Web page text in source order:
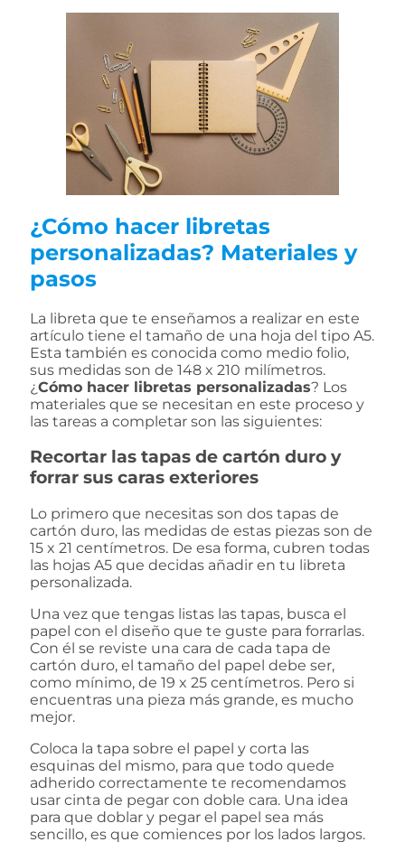
¿Cómo hacer libretas
personalizadas? Materiales y
pasos
La libreta que te enseñamos a realizar en este
artículo tiene el tamaño de una hoja del tipo A5.
Esta también es conocida como medio folio,
sus medidas son de 148 x 210 milímetros.
¿Cómo hacer libretas personalizadas? Los
materiales que se necesitan en este proceso y
las tareas a completar son las siguientes:
Recortar las tapas de cartón duro y
forrar sus caras exteriores
Lo primero que necesitas son dos tapas de
cartón duro, las medidas de estas piezas son de
15 x 21 centímetros. De esa forma, cubren todas
las hojas A5 que decidas añadir en tu libreta
personalizada.
Una vez que tengas listas las tapas, busca el
papel con el diseño que te guste para forrarlas.
Con él se reviste una cara de cada tapa de
cartón duro, el tamaño del papel debe ser,
como mínimo, de 19 x 25 centímetros. Pero si
encuentras una pieza más grande, es mucho
mejor.
Coloca la tapa sobre el papel y corta las
esquinas del mismo, para que todo quede
adherido correctamente te recomendamos
usar cinta de pegar con doble cara. Una idea
para que doblar y pegar el papel sea más
sencillo, es que comiences por los lados largos.